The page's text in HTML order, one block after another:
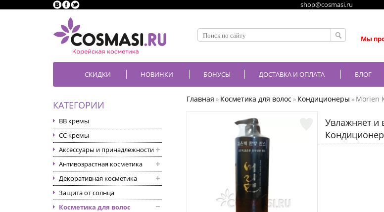
shop@cosmasi.ru
Мы
СКИДКИ НОВИНКИ БОНУСЫ ДОСТАВКА И ОПЛАТА БЛОГ
КАТЕГОРИИ
BB кремы
CC кремы
Аксессуары и принадлежности
Антивозрастная косметика
Декоративная косметика
Защита от солнца
Косметика для волос
Главная » Косметика для волос » Кондиционеры » Morien
Увлажняет и